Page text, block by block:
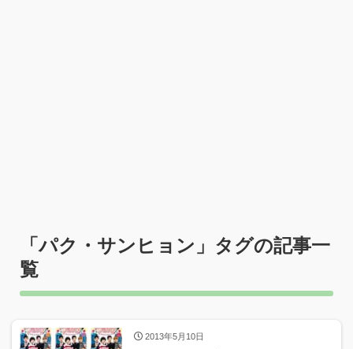
「パク・サンヒョン 」タグの記事一
覧
2013年5月10日